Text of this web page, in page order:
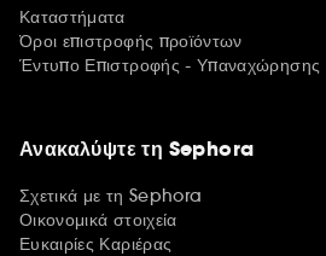
Καταστήματα
Όροι επιστροφής προϊόντων
Έντυπο Επιστροφής - Υπαναχώρησης
Ανακαλύψτε τη Sephora
Σχετικά με τη Sephora
Οικονομικά στοιχεία
Ευκαιρίες Καριέρας